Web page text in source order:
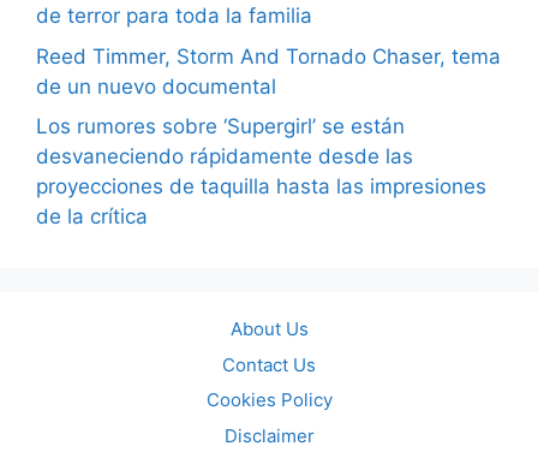
de terror para toda la familia
Reed Timmer, Storm And Tornado Chaser, tema
de un nuevo documental
Los rumores sobre ‘Supergirl’ se están
desvaneciendo rápidamente desde las
proyecciones de taquilla hasta las impresiones
de la crítica
About Us
Contact Us
Cookies Policy
Disclaimer